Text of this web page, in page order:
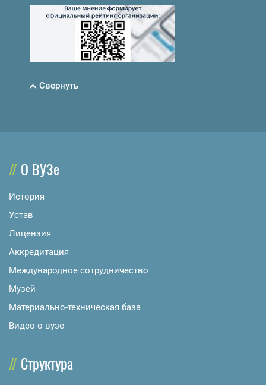
Свернуть
О ВУЗе
История
Устав
Лицензия
Аккредитация
Международное сотрудничество
Музей
Материально-техническая база
Видео о вузе
Структура